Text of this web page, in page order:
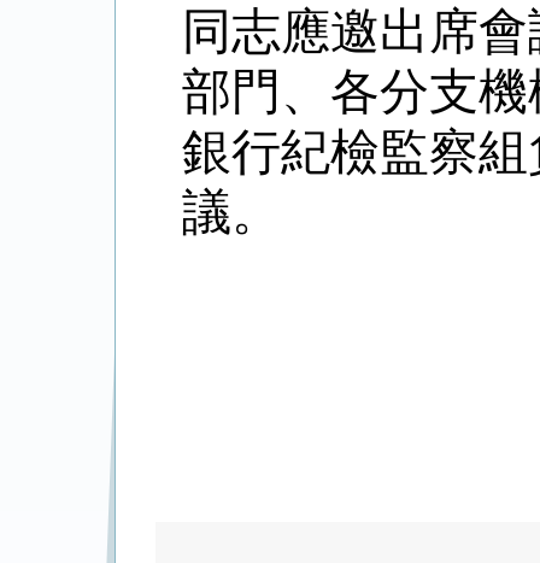
同志應邀出席
部門、各分支
銀行紀檢監察
議。